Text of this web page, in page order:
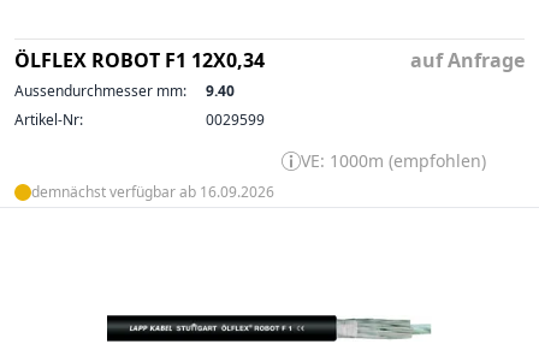
ÖLFLEX ROBOT F1 12X0,34 auf Anfrage
Aussendurchmesser mm:
9.40
Artikel-Nr:
0029599
VE: 1000m (empfohlen)
demnächst verfügbar ab 16.09.2026